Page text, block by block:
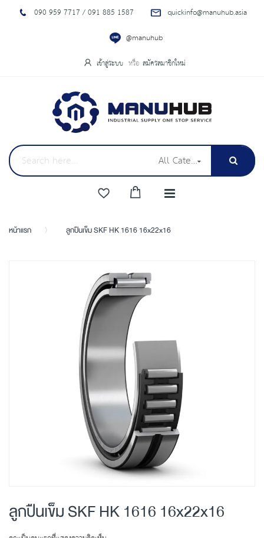
090 959 7717 / 091 885 1587
quickinfo@manuhub.asia
@manuhub
เข้าสู่ระบบ สมัครสมาชิกใหม่
All Categories
หน้าแรก ลูกปืนเข็ม SKF HK 1616 16x22x16
to
the
end
of
images
gallery
to
the
ลูกปืนเข็ม SKF HK 1616 16x22x16